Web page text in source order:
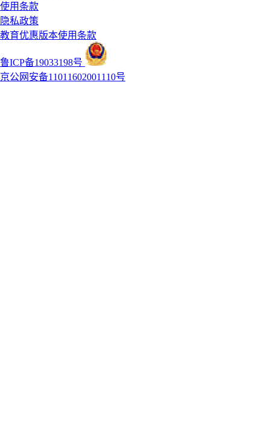
使用条款
隐私政策
教育优惠版本使用条款
鲁ICP备19033198号
京公网安备11011602001110号